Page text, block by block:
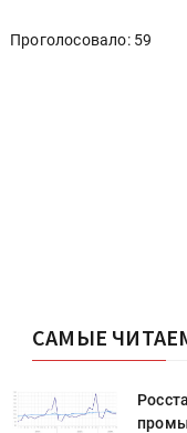
Проголосовало: 59
САМЫЕ